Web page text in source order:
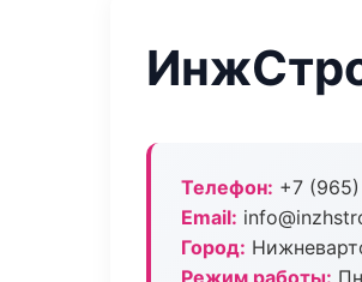
Телефон: +7
Email:
Город:
Режим работы: